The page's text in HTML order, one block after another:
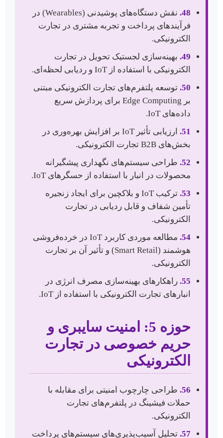
48.
نقش دستگاه‌های پوشیدنی (Wearables) در
فرآیندهای پرداخت و تجربه مشتری در تجارت
الکترونیکی.
49. بهینه‌سازی لجستیک تحویل در تجارت
الکترونیکی با استفاده از IoT و ردیابی لحظه‌ای.
50. توسعه پلتفرم‌های تجارت الکترونیکی مبتنی
بر Edge Computing برای پردازش سریع
داده‌های IoT.
51.
ارزیابی تأثیر IoT بر افزایش بهره‌وری در
بخش‌های B2B تجارت الکترونیکی.
52. طراحی سیستم‌های نگهداری پیشگیرانه
محصولات در انبار با استفاده از حسگرهای IoT.
53.
ترکیب IoT و بلاکچین برای ایجاد زنجیره
تأمین شفاف و قابل ردیابی در تجارت
الکترونیکی.
54.
مطالعه موردی کاربرد IoT در خرده‌فروشی
هوشمند (Smart Retail) و تأثیر آن بر تجارت
الکترونیکی.
55. راهکارهای بهینه‌سازی مصرف انرژی در
انبارهای تجارت الکترونیکی با استفاده از IoT.
حوزه 5: امنیت سایبری و
حریم خصوصی در تجارت
الکترونیکی
56. طراحی چارچوب امنیتی برای مقابله با
حملات فیشینگ در پلتفرم‌های تجارت
الکترونیکی.
57. تحلیل آسیب‌پذیری‌های سیستم‌های پرداخت